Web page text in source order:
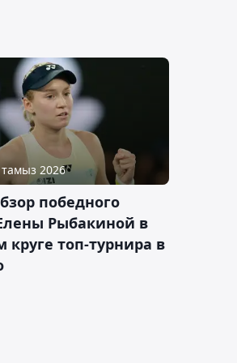
2026
победного
Рыбакиной в
круге топ-турнира в